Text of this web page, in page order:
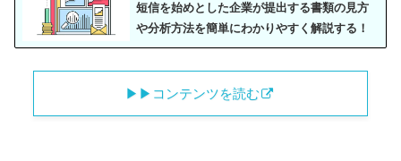
短信を始めとした企業が提出する書類の見方
や分析方法を簡単にわかりやすく解説する！
▶︎▶︎コンテンツを読む